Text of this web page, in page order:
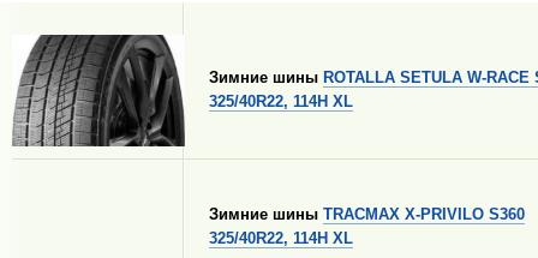
Зимние шины ROTALLA SETULA W-RACE
325/40R22, 114H XL
Зимние шины TRACMAX X-PRIVILO S360
325/40R22, 114H XL